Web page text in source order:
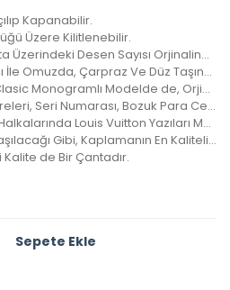
Kapanabilir.
Üzere Kilitlenebilir.
Orijinali İle Birebir Olup Çanta Üzerindeki Desen Sayısı Orjinalinde ki İle Aynıdır.
Çanta Vejital Deri Askı Kayışı İle Omuzda, Çarpraz Ve Düz Taşınabilir.
Çanta Kareli Modelde de, Clasic Monogramlı Modelde de, Orjinalinde ki Kare Sayısı İle Çantamızdaki Kare Sayıları Eşittir.
Louis Vuitton Logoları Ve Kareleri, Seri Numarası, Bozuk Para Cebi İle Birebir Aynıdır.
Askı Kayışının Kancaları Ve Halkalarında Louis Vuitton Yazıları Mevcuttur Ve Metal Aksamları Altın Banyodur.
Altın Banyo Adından da Anlaşılacağı Gibi, Kaplamanın En Kaliteli Olanıdır. Ömürlüktür, Yıllarca Kararmaz, Sararmaz.
Kalite de Bir Çantadır.
Sepete Ekle